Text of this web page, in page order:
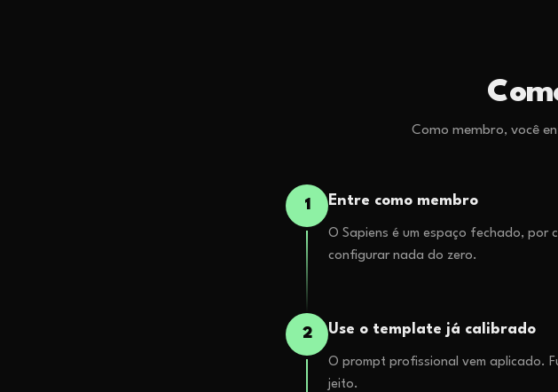
Como membro, você
1 Entre como membro
O Sapiens é um espaço fechado, por
configurar nada do zero.
2 Use o template já calibrado
O prompt profissional vem aplicado.
jeito.